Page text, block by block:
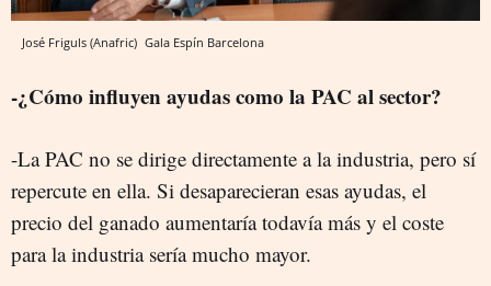
José Friguls (Anafric) Gala Espín Barcelona
-¿Cómo influyen ayudas como la PAC al sector?
-La PAC no se dirige directamente a la industria, pero sí
repercute en ella. Si desaparecieran esas ayudas, el
precio del ganado aumentaría todavía más y el coste
para la industria sería mucho mayor.